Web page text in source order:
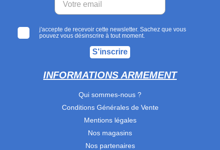
j'accepte de recevoir cette newsletter. Sachez que vous
pouvez vous désinscrire à tout moment.
S'inscrire
INFORMATIONS ARMEMENT
Qui sommes-nous ?
Conditions Générales de Vente
Mentions légales
Nos magasins
Nos partenaires